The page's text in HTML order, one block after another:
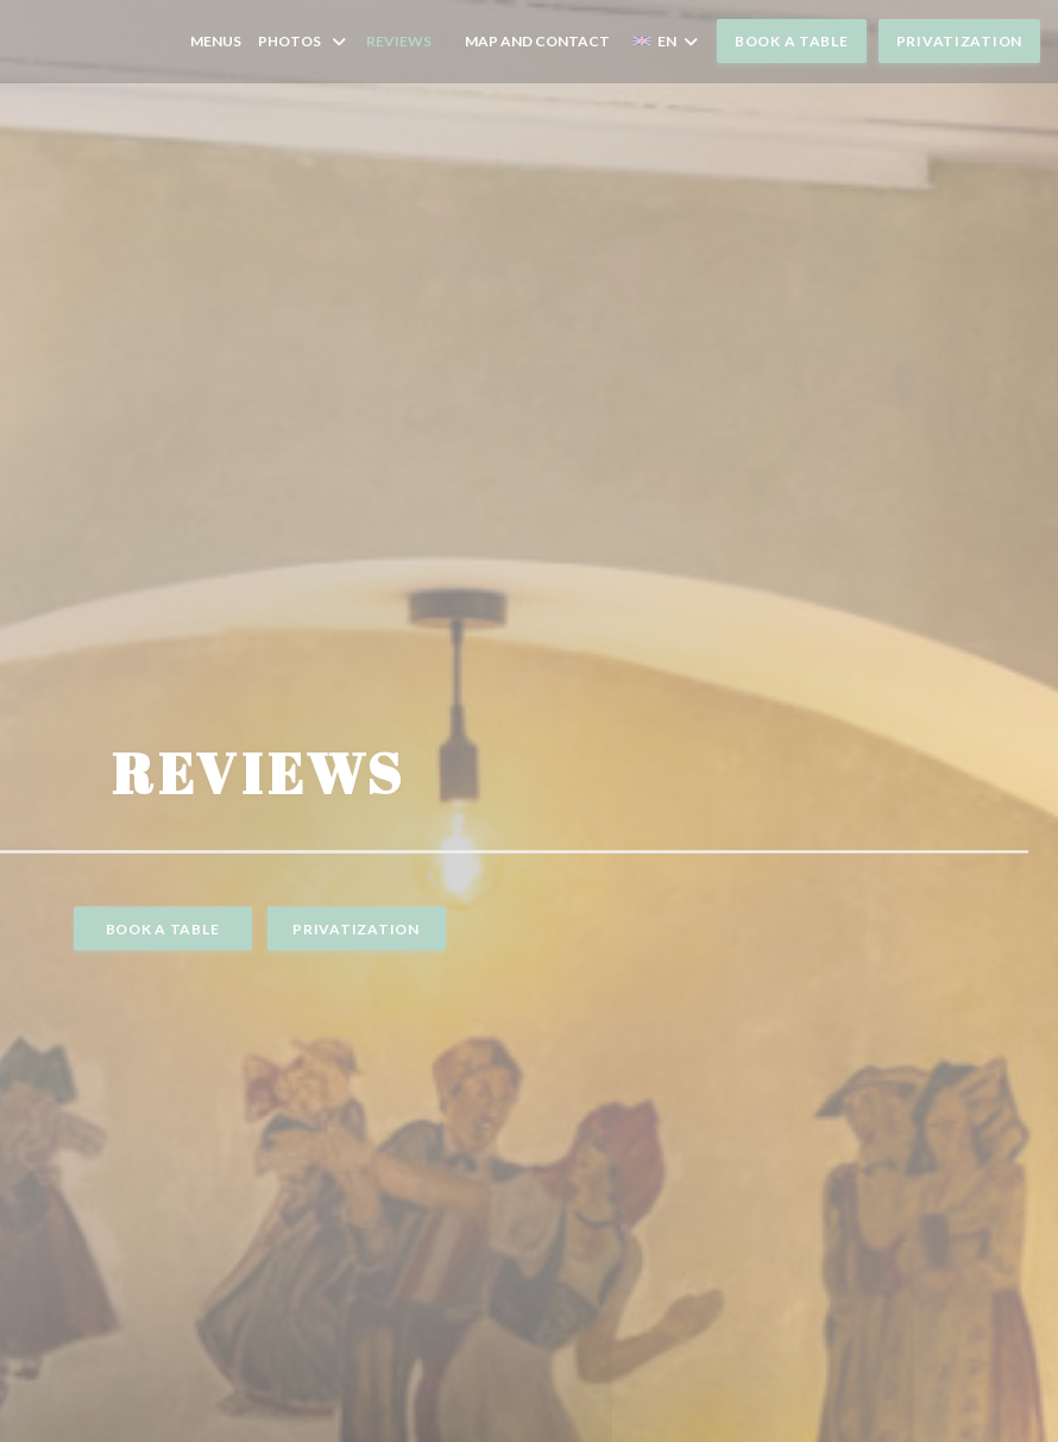
MENUS PHOTOS REVIEWS ((OPENS IN A NEW WINDOW))
MAP AND CONTACT EN BOOK A TABLE PRIVATIZATION
REVIEWS
BOOK A TABLE PRIVATIZATION